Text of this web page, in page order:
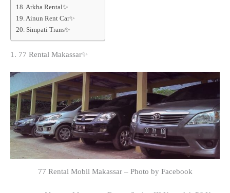
18. Arkha Rental✨
19. Ainun Rent Car✨
20. Simpati Trans✨
1. 77 Rental Makassar✨
77 Rental Mobil Makassar – Photo by Facebook